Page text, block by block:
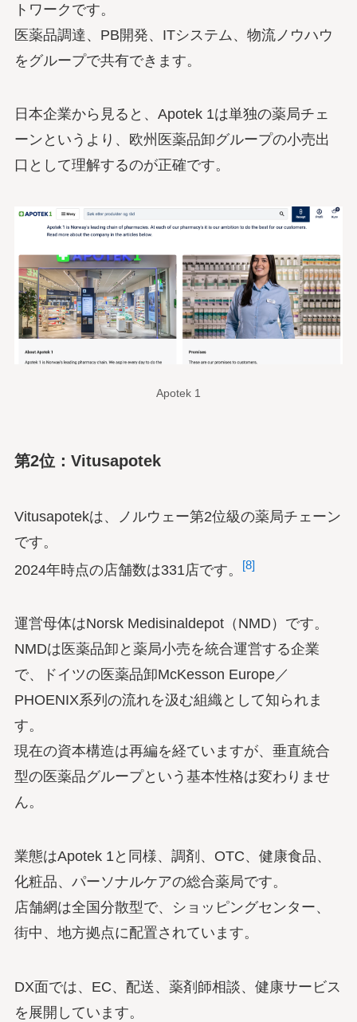
トワークです。
医薬品調達、PB開発、ITシステム、物流ノウハウ
をグループで共有できます。
日本企業から見ると、Apotek 1は単独の薬局チェ
ーンというより、欧州医薬品卸グループの小売出
口として理解するのが正確です。
Apotek 1
第2位：Vitusapotek
Vitusapotekは、ノルウェー第2位級の薬局チェーン
です。
2024年時点の店舗数は331店です。
[8]
運営母体はNorsk Medisinaldepot（NMD）です。
NMDは医薬品卸と薬局小売を統合運営する企業
で、ドイツの医薬品卸McKesson Europe／
PHOENIX系列の流れを汲む組織として知られま
す。
現在の資本構造は再編を経ていますが、垂直統合
型の医薬品グループという基本性格は変わりませ
ん。
業態はApotek 1と同様、調剤、OTC、健康食品、
化粧品、パーソナルケアの総合薬局です。
店舗網は全国分散型で、ショッピングセンター、
街中、地方拠点に配置されています。
DX面では、EC、配送、薬剤師相談、健康サービス
を展開しています。